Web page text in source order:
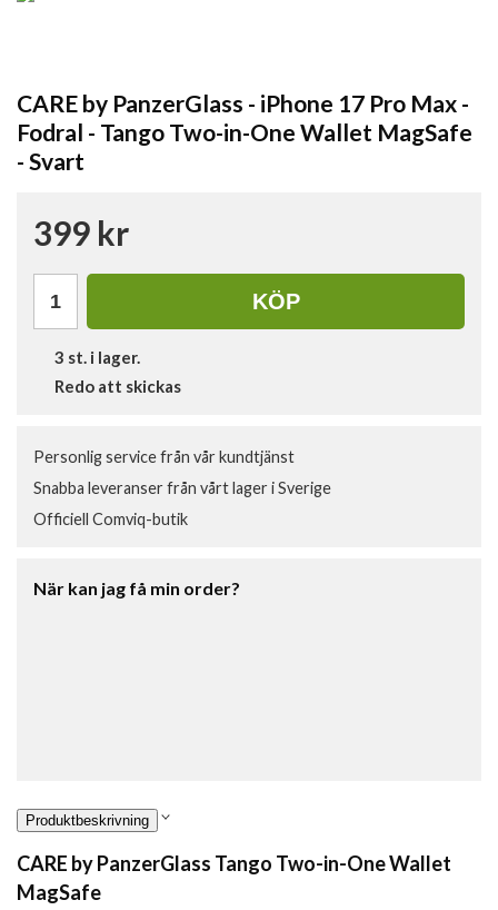
CARE by PanzerGlass - iPhone 17 Pro Max -
Fodral - Tango Two-in-One Wallet MagSafe
- Svart
399 kr
KÖP
3 st. i lager.
Redo att skickas
Personlig service från vår kundtjänst
Snabba leveranser från vårt lager i Sverige
Officiell Comviq-butik
När kan jag få min order?
Produktbeskrivning
CARE by PanzerGlass Tango Two-in-One Wallet
MagSafe